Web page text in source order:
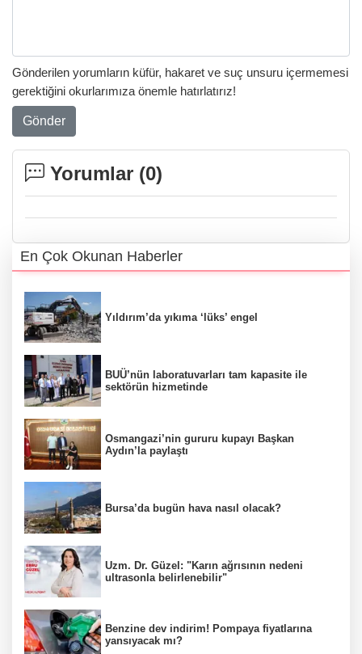
Gönderilen yorumların küfür, hakaret ve suç unsuru içermemesi
gerektiğini okurlarımıza önemle hatırlatırız!
Gönder
Yorumlar (0)
En Çok Okunan Haberler
Yıldırım’da yıkıma ‘lüks’ engel
BUÜ’nün laboratuvarları tam kapasite ile
sektörün hizmetinde
Osmangazi’nin gururu kupayı Başkan
Aydın’la paylaştı
Bursa’da bugün hava nasıl olacak?
Uzm. Dr. Güzel: "Karın ağrısının nedeni
ultrasonla belirlenebilir"
Benzine dev indirim! Pompaya fiyatlarına
yansıyacak mı?